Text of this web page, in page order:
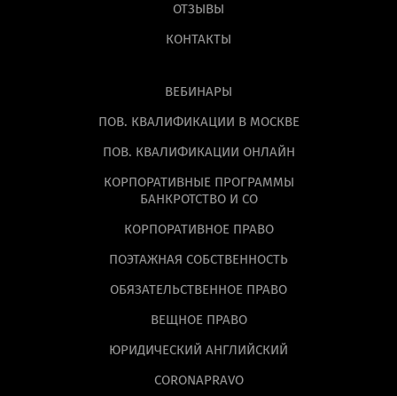
ОТЗЫВЫ
КОНТАКТЫ
ВЕБИНАРЫ
ПОВ. КВАЛИФИКАЦИИ В МОСКВЕ
ПОВ. КВАЛИФИКАЦИИ ОНЛАЙН
КОРПОРАТИВНЫЕ ПРОГРАММЫ
БАНКРОТСТВО И СО
КОРПОРАТИВНОЕ ПРАВО
ПОЭТАЖНАЯ СОБСТВЕННОСТЬ
ОБЯЗАТЕЛЬСТВЕННОЕ ПРАВО
ВЕЩНОЕ ПРАВО
ЮРИДИЧЕСКИЙ АНГЛИЙСКИЙ
CORONAPRAVO